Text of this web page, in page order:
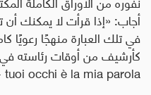
أجاب: «إذا قرأت لا يمكنك
في تلك العبارة منهجًا رعويًا
كأرشيف من أوقات رئاسته في
tuoi occhi è la mia parola